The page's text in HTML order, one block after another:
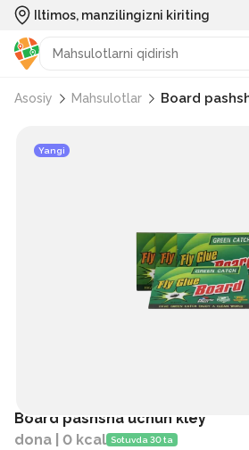
Iltimos, manzilingizni kiriting
Asosiy Mahsulotlar Board
Yangi
Board pashsha uchun kley
dona | 0 kcal Sotuvda 30 ta